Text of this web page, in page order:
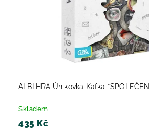
ALBI HRA Únikovka Kafka
Skladem
435 Kč